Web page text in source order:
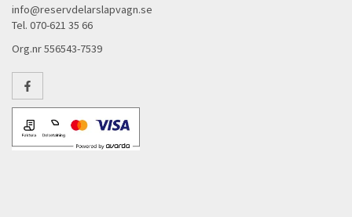
info@reservdelarslapvagn.se
Tel. 070-621 35 66
Org.nr 556543-7539